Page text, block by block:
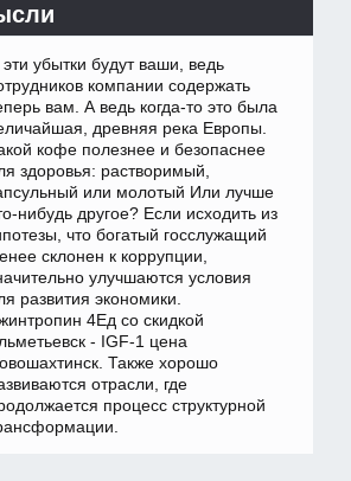
убытки будут ваши, ведь
компании содержать
вам. А ведь когда-то это была
древняя река Европы.
кофе полезнее и безопаснее
здоровья: растворимый,
или молотый Или лучше
нибудь другое? Если исходить из
что богатый госслужащий
склонен к коррупции,
улучшаются условия
развития экономики.
4Ед со скидкой
- IGF-1 цена
Также хорошо
отрасли, где
процесс структурной